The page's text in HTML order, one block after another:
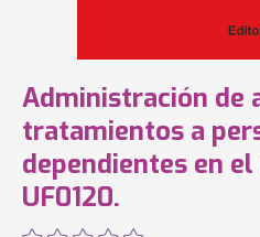
Administración de
tratamientos a
dependientes en
UF0120.